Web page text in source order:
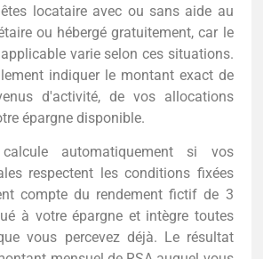
locataire avec ou sans aide au
ou hébergé gratuitement, car le
varie selon ces situations.
indiquer le montant exact de
d'activité, de vos allocations
épargne disponible.
automatiquement si vos
respectent les conditions fixées
compte du rendement fictif de 3
à votre épargne et intègre toutes
vous percevez déjà. Le résultat